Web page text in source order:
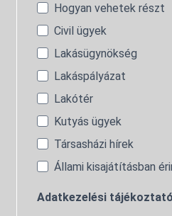
Hogyan vehetek részt
Civil ügyek
Lakásügynökség
Lakáspályázat
Lakótér
Kutyás ügyek
Társasházi hírek
Állami kisajátításban
Adatkezelési tájékoztató